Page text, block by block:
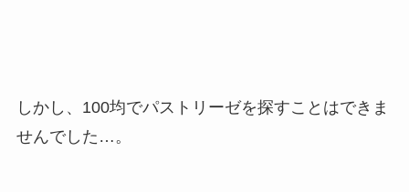
しかし、100均でパストリーゼを探すことはできま
せんでした…。